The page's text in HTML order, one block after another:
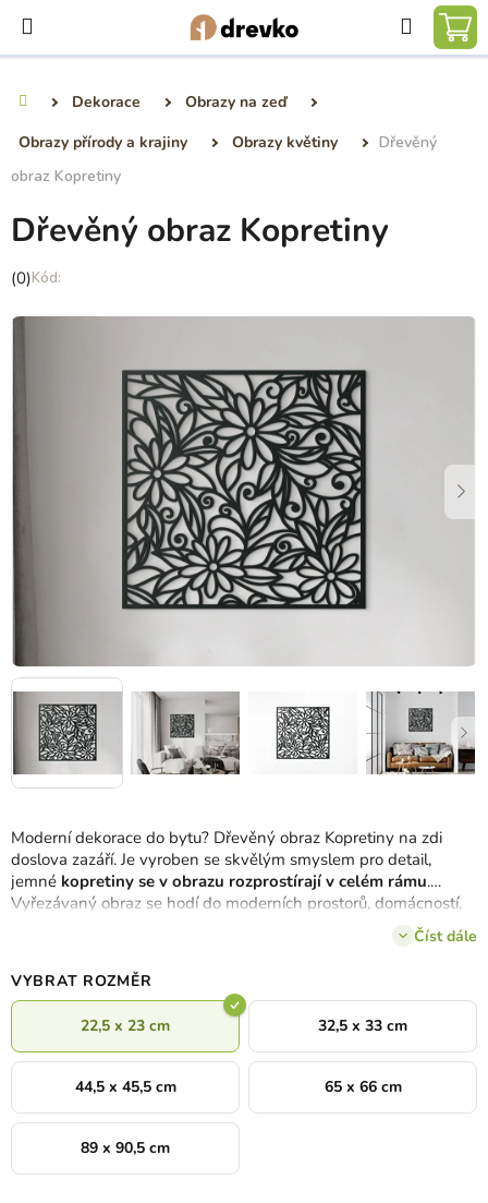
obsah
Hledat
Dekorace
Obrazy na zeď
Obrazy přírody a krajiny
Obrazy květiny
Dřevěný
obraz Kopretiny
Moderní dekorace do bytu? Dřevěný obraz Kopretiny na zdi
doslova zazáří. Je vyroben se skvělým smyslem pro detail,
jemné kopretiny se v obrazu rozprostírají v celém rámu.
Vyřezávaný obraz se hodí do moderních prostorů, domácností,
Číst dále
VYBRAT ROZMĚR
22,5 x 23 cm 32,5 x 33 cm
44,5 x 45,5 cm 65 x 66 cm
89 x 90,5 cm
Dřevěný obraz Kopretiny
Průměrné
produktu
(0)